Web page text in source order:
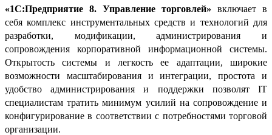
«1С:Предприятие 8. Управление торговлей» включает в
себя комплекс инструментальных средств и технологий для
разработки, модификации, администрирования и
сопровождения корпоративной информационной системы.
Открытость системы и легкость ее адаптации, широкие
возможности масштабирования и интеграции, простота и
удобство администрирования и поддержки позволят IT
специалистам тратить минимум усилий на сопровождение и
конфигурирование в соответствии с потребностями торговой
организации.